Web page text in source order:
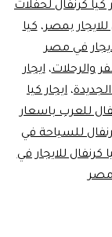
كيا كرنفال لحفلات
للايجار بمصر،كيا
في مصر
والرحلات،ايجار
، ايجار كيا
للعرب باسعار
للسياحة في
كرنفال للايجار في
مصر